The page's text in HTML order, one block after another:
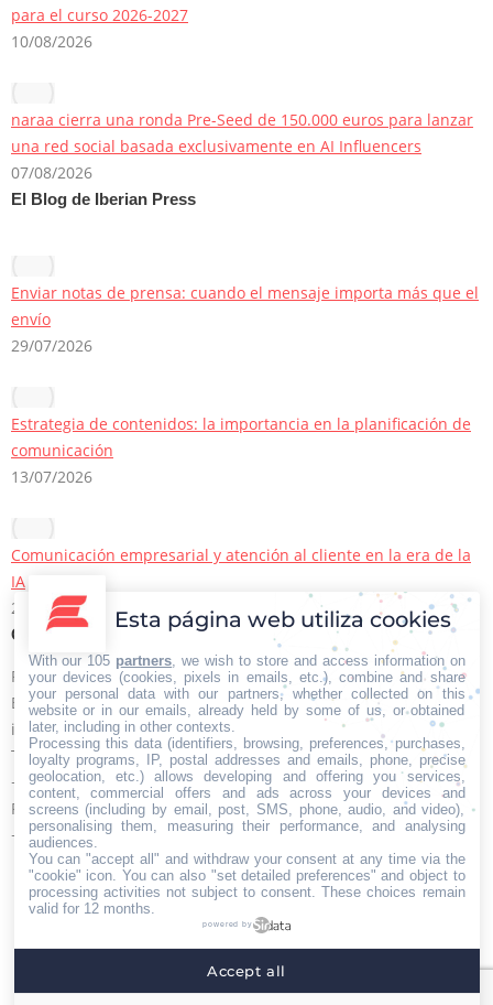
para el curso 2026-2027
10/08/2026
naraa cierra una ronda Pre-Seed de 150.000 euros para lanzar
una red social basada exclusivamente en AI Influencers
07/08/2026
El Blog de Iberian Press
Enviar notas de prensa: cuando el mensaje importa más que el
envío
29/07/2026
Estrategia de contenidos: la importancia en la planificación de
comunicación
13/07/2026
Comunicación empresarial y atención al cliente en la era de la
IA
22/06/2026
Contacto Iberian Press
Principales vías de contacto:
E-mail:
info@iberianpress.es
Teléfono:
+34 911863556
Fax:
+34 911863556
Encuéntranos en:
Facebook
page
new
X
page
new
YouTube
page
new
Rss
page
new
Home Quiénes somos Servicios Contacto
Iberian Press® - Agencia especializada en relaciones
Esta página web utiliza cookies
With our 105 partners , we wish to store and access information on
your devices (cookies, pixels in emails, etc.), combine and share
your personal data with our partners, whether collected on this
website or in our emails, already held by some of us, or obtained
later, including in other contexts.
Processing this data (identifiers, browsing, preferences, purchases,
loyalty programs, IP, postal addresses and emails, phone, precise
geolocation, etc.) allows developing and offering you services,
content, commercial offers and ads across your devices and
screens (including by email, post, SMS, phone, audio, and video),
personalising them, measuring their performance, and analysing
audiences.
You can "accept all" and withdraw your consent at any time via the
"cookie" icon . You can also "set detailed preferences" and object to
processing activities not subject to consent. These choices remain
valid for 12 months.
powered by
Accept all